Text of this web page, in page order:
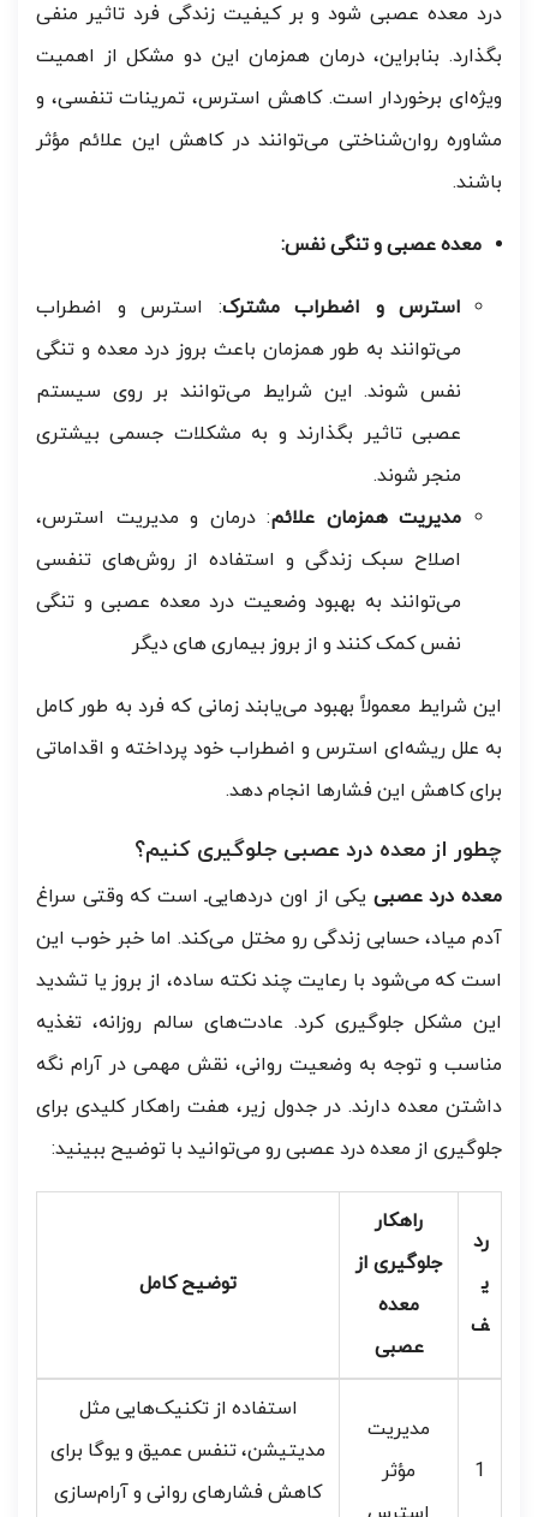
درد معده عصبی شود و بر کیفیت زندگی فرد تاثیر منفی
بگذارد. بنابراین، درمان همزمان این دو مشکل از اهمیت
ویژه‌ای برخوردار است. کاهش استرس، تمرینات تنفسی، و
مشاوره روان‌شناختی می‌توانند در کاهش این علائم مؤثر
باشند.
معده عصبی و تنگی نفس:
استرس و اضطراب مشترک: استرس و اضطراب
می‌توانند به طور همزمان باعث بروز درد معده و تنگی
نفس شوند. این شرایط می‌توانند بر روی سیستم
عصبی تاثیر بگذارند و به مشکلات جسمی بیشتری
منجر شوند.
مدیریت همزمان علائم: درمان و مدیریت استرس،
اصلاح سبک زندگی و استفاده از روش‌های تنفسی
می‌توانند به بهبود وضعیت درد معده عصبی و تنگی
نفس کمک کنند و از بروز بیماری های دیگر
این شرایط معمولاً بهبود می‌یابند زمانی که فرد به طور کامل
به علل ریشه‌ای استرس و اضطراب خود پرداخته و اقداماتی
برای کاهش این فشارها انجام دهد.
چطور از معده درد عصبی جلوگیری کنیم؟
معده درد عصبی یکی از اون دردهایی‌ـ است که وقتی سراغ
آدم میاد، حسابی زندگی رو مختل می‌کند. اما خبر خوب این
است که می‌شود با رعایت چند نکته ساده، از بروز یا تشدید
این مشکل جلوگیری کرد. عادت‌های سالم روزانه، تغذیه
مناسب و توجه به وضعیت روانی، نقش مهمی در آرام نگه
داشتن معده دارند. در جدول زیر، هفت راهکار کلیدی برای
جلوگیری از معده درد عصبی رو می‌توانید با توضیح ببینید:
رد
ی
ف
راهکار
جلوگیری از
معده
عصبی
توضیح کامل
1
مدیریت
مؤثر
استفاده از تکنیک‌هایی مثل
مدیتیشن، تنفس عمیق و یوگا برای
کاهش فشارهای روانی و آرام‌سازی